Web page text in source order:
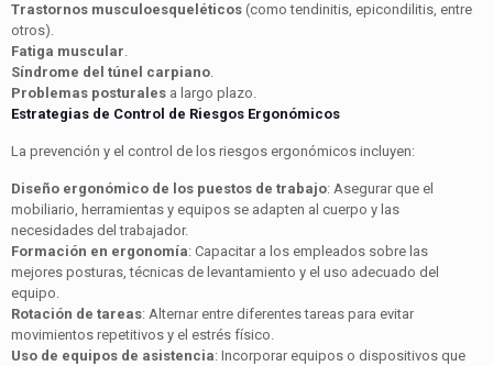
Trastornos musculoesqueléticos (como tendinitis, epicondilitis, entre
otros).
Fatiga muscular.
Síndrome del túnel carpiano.
Problemas posturales a largo plazo.
Estrategias de Control de Riesgos Ergonómicos
La prevención y el control de los riesgos ergonómicos incluyen:
Diseño ergonómico de los puestos de trabajo: Asegurar que el
mobiliario, herramientas y equipos se adapten al cuerpo y las
necesidades del trabajador.
Formación en ergonomía: Capacitar a los empleados sobre las
mejores posturas, técnicas de levantamiento y el uso adecuado del
equipo.
Rotación de tareas: Alternar entre diferentes tareas para evitar
movimientos repetitivos y el estrés físico.
Uso de equipos de asistencia: Incorporar equipos o dispositivos que